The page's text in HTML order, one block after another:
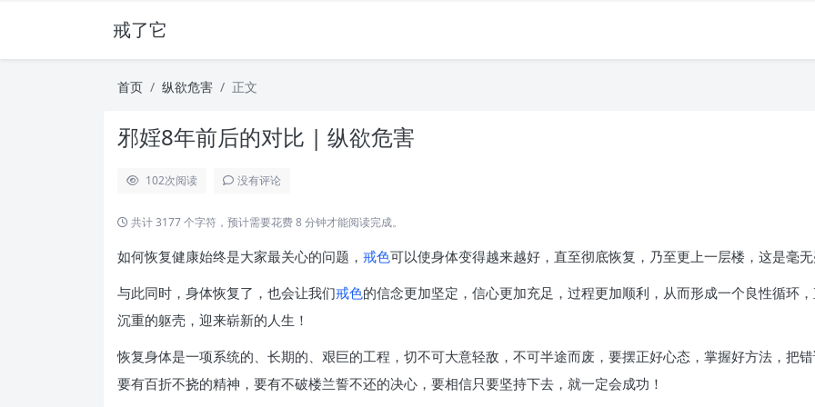
戒了它
首页 纵欲危害 正文
邪婬8年前后的对比 | 纵欲危害
102次阅读 没有评论
共计 3177 个字符，预计需要花费 8 分钟才能阅读完成。
如何恢复健康始终是大家最关心的问题， 戒色可以使身体变得越来越好，直至彻底恢复，乃至更上一层楼，这是毫
与此同时，身体恢复了，也会让我们戒色的信念更加坚定，信心更加充足，过程更加顺利，从而形成一个良性循环
沉重的躯壳，迎来崭新的人生！
恢复身体是一项系统的、长期的、艰巨的工程，切不可大意轻敌，不可半途而废，要摆正好心态，掌握好方法，把
要有百折不挠的精神，要有不破楼兰誓不还的决心，要相信只要坚持下去，就一定会成功！